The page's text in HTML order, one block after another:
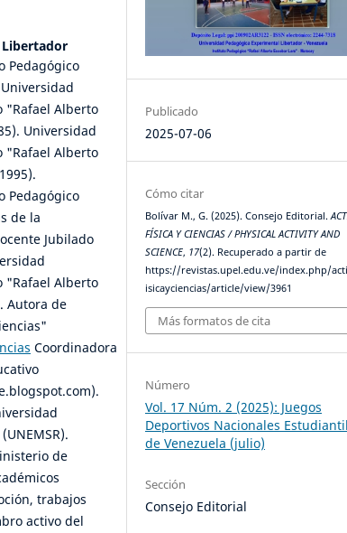
Libertador
Pedagógico
"Rafael Alberto
Universidad
"Rafael Alberto
Pedagógico
de la
Jubilado
"Rafael Alberto
Autora de
Coordinadora
de
trabajos
activo del
Publicado
2025-07-06
Cómo citar
Bolívar M., G. (2025). Consejo Editorial.
FÍSICA Y CIENCIAS / PHYSICAL ACTIVITY AND
SCIENCE, 17(2). Recuperado a partir de
https://revistas.upel.edu.ve/index.php/
isicayciencias/article/view/3961
Más formatos de cita
Número
Vol. 17 Núm. 2 (2025): Juegos
Deportivos Nacionales
de Venezuela (julio)
Sección
Consejo Editorial